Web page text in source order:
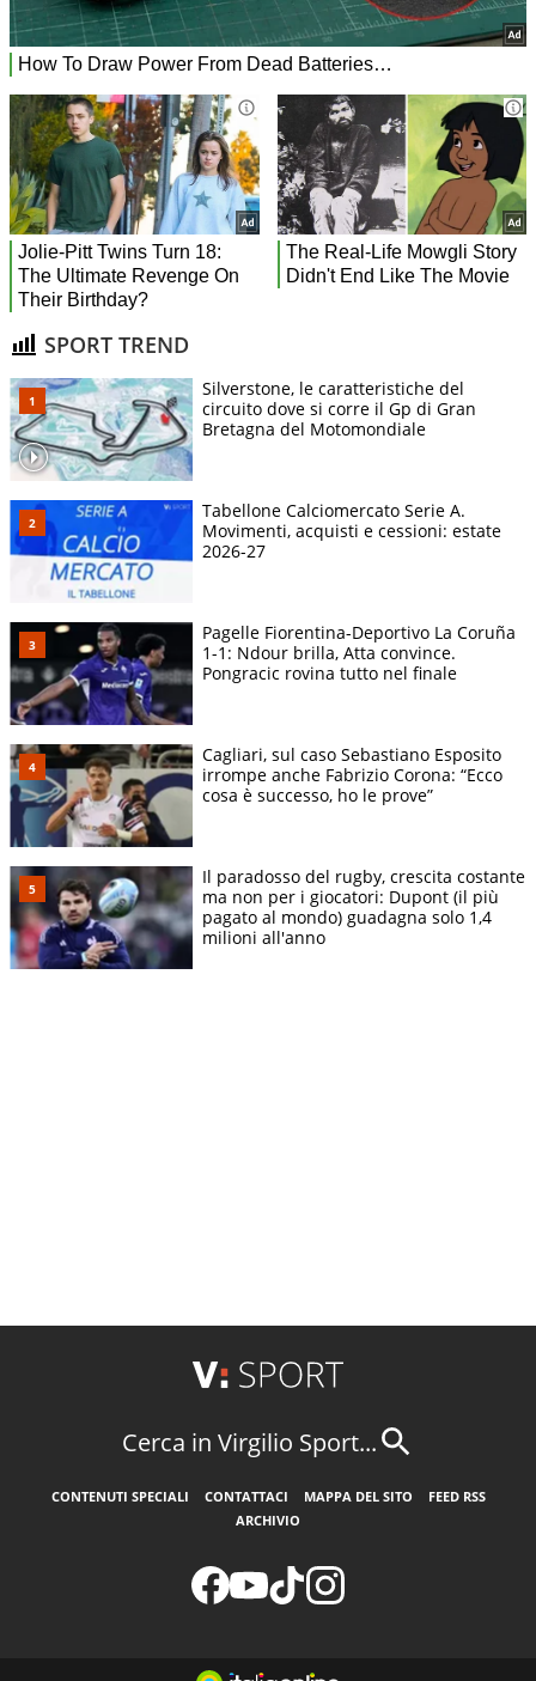
SPORT TREND
Silverstone, le caratteristiche del
circuito dove si corre il Gp di Gran
Bretagna del Motomondiale
Tabellone Calciomercato Serie A.
Movimenti, acquisti e cessioni: estate
2026-27
Pagelle Fiorentina-Deportivo La Coruña
1-1: Ndour brilla, Atta convince.
Pongracic rovina tutto nel finale
Cagliari, sul caso Sebastiano Esposito
irrompe anche Fabrizio Corona: “Ecco
cosa è successo, ho le prove”
Il paradosso del rugby, crescita costante
ma non per i giocatori: Dupont (il più
pagato al mondo) guadagna solo 1,4
milioni all'anno
Cerca in Virgilio Sport...
CONTENUTI SPECIALI CONTATTACI MAPPA DEL SITO
FEED RSS
ARCHIVIO